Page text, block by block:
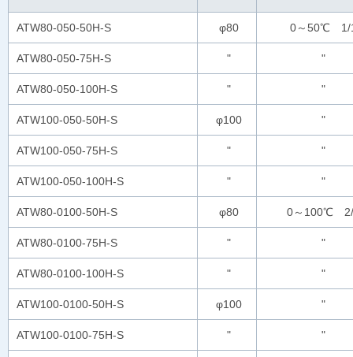
ATW80-050-50H-S φ80 0～50℃ 1/
ATW80-050-75H-S " "
ATW80-050-100H-S " "
ATW100-050-50H-S φ100 "
ATW100-050-75H-S " "
ATW100-050-100H-S " "
ATW80-0100-50H-S φ80 0～100℃
ATW80-0100-75H-S " "
ATW80-0100-100H-S " "
ATW100-0100-50H-S φ100 "
ATW100-0100-75H-S " "